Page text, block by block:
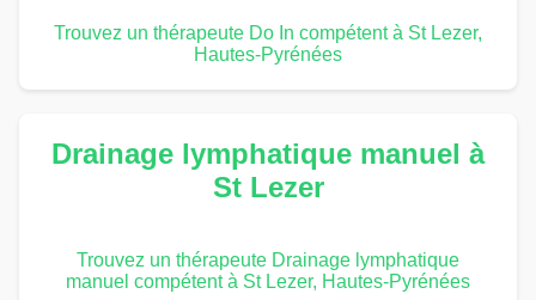
Trouvez un thérapeute Do In compétent à St Lezer,
Hautes-Pyrénées
Drainage lymphatique manuel à
St Lezer
Trouvez un thérapeute Drainage lymphatique
manuel compétent à St Lezer, Hautes-Pyrénées